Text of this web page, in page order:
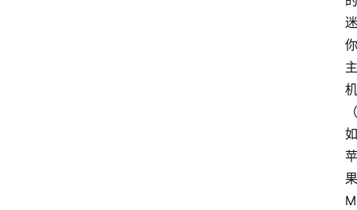
迷
你
主
机
（
如
苹
果
M